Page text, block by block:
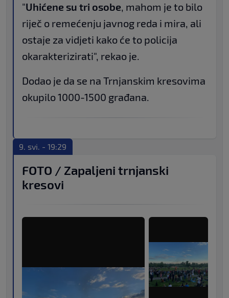
"Uhićene su tri osobe, mahom je to bilo
riječ o remećenju javnog reda i mira, ali
ostaje za vidjeti kako će to policija
okarakterizirati", rekao je.
Dodao je da se na Trnjanskim kresovima
okupilo 1000-1500 građana.
9. svi. - 19:29
FOTO / Zapaljeni trnjanski
kresovi